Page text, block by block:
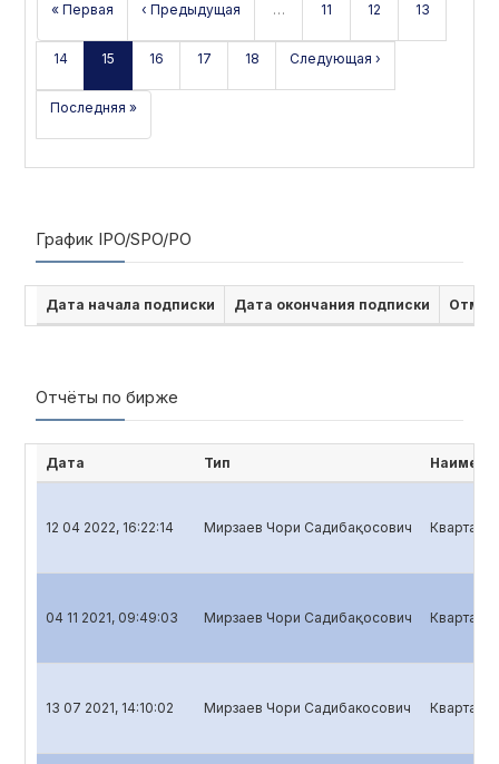
« Первая ‹ Предыдущая … 11 12 13
14 15 16 17 18 Следующая ›
Последняя »
График IPO/SPO/PO
Дата начала подписки Дата окончания подписки
Отчёты по бирже
Дата Тип
12 04 2022, 16:22:14 Мирзаев Чори Садибақoсович
04 11 2021, 09:49:03 Мирзаев Чори Садибақoсович
13 07 2021, 14:10:02 Мирзаев Чори Садибакосович